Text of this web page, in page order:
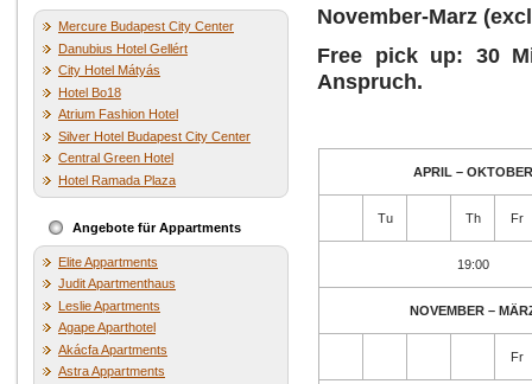
Mercure Budapest City Center
Danubius Hotel Gellért
City Hotel Mátyás
Hotel Bo18
Atrium Fashion Hotel
Silver Hotel Budapest City Center
Central Green Hotel
Hotel Ramada Plaza
Angebote für Appartments
Elite Appartments
Judit Apartmenthaus
Leslie Apartments
Agape Aparthotel
Akácfa Apartments
Astra Appartments
November-Marz
Free pick up: 30
Anspruch.
APRIL – OKTOBER
Tu Th Fr
19:00
NOVEMBER –
Fr